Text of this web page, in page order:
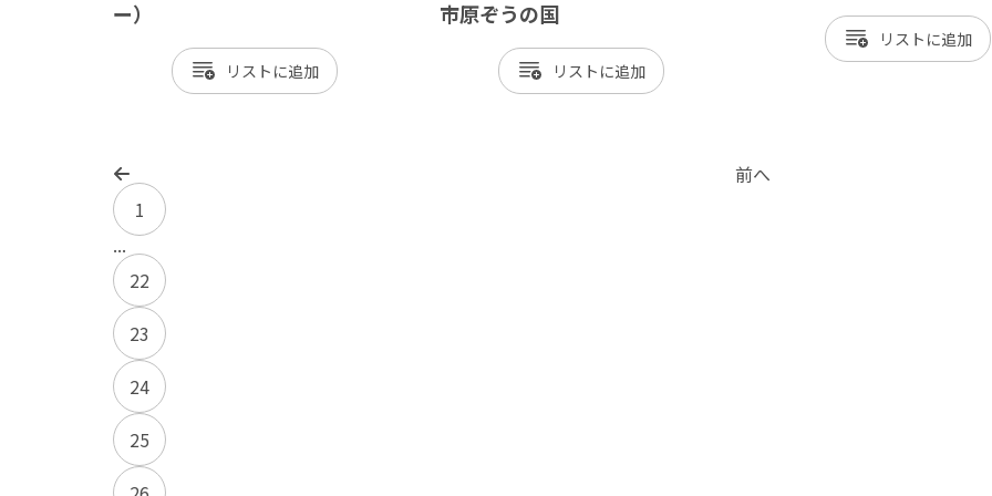
ー）
リスト
市原ぞうの国
リスト
リスト
前へ
1
...
22
23
24
25